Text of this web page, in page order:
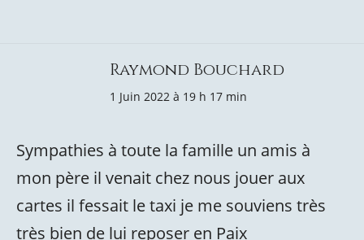
Raymond Bouchard
1 Juin 2022 à 19 h 17 min
Sympathies à toute la famille un amis à
mon père il venait chez nous jouer aux
cartes il fessait le taxi je me souviens très
très bien de lui reposer en Paix